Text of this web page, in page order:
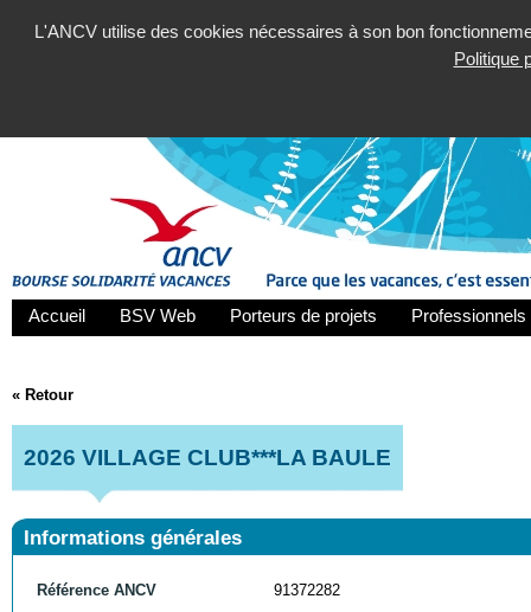
L'ANCV utilise des cookies nécessaires à son bon
Politique
Accueil BSV Web Porteurs de projets
« Retour
2026 VILLAGE CLUB***LA BAULE
Informations générales
Référence ANCV 91372282